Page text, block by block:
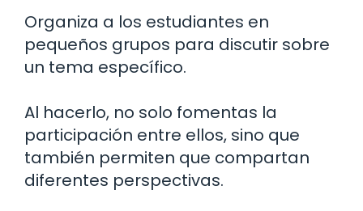
Organiza a los estudiantes en
pequeños grupos para discutir sobre
un tema específico.
Al hacerlo, no solo fomentas la
participación entre ellos, sino que
también permiten que compartan
diferentes perspectivas.